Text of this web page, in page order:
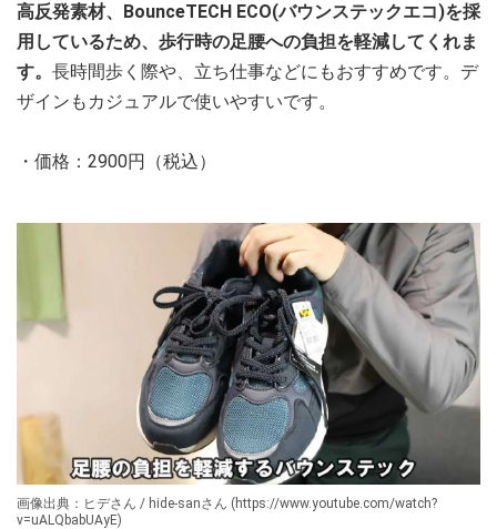
高反発素材、BounceTECH ECO(バウンステックエコ)を採
用しているため、歩行時の足腰への負担を軽減してくれま
す。 長時間歩く際や、立ち仕事などにもおすすめです。デ
ザインもカジュアルで使いやすいです。
・価格：2900円（税込）
画像出典：ヒデさん / hide-sanさん (https://www.youtube.com/watch?
v=uALQbabUAyE)